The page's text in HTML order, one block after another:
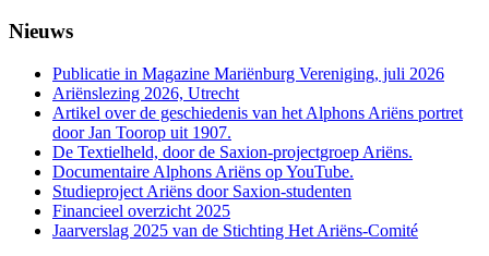
Nieuws
Publicatie in Magazine Mariënburg Vereniging, juli 2026
Ariënslezing 2026, Utrecht
Artikel over de geschiedenis van het Alphons Ariëns portret
door Jan Toorop uit 1907.
De Textielheld, door de Saxion-projectgroep Ariëns.
Documentaire Alphons Ariëns op YouTube.
Studieproject Ariëns door Saxion-studenten
Financieel overzicht 2025
Jaarverslag 2025 van de Stichting Het Ariëns-Comité